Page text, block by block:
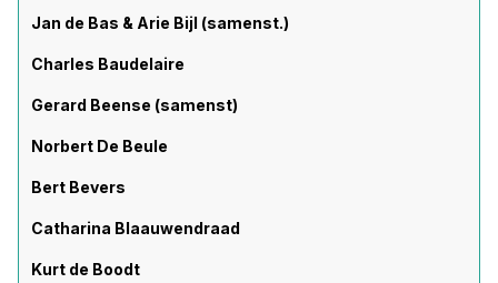
Jan de Bas & Arie Bijl (samenst.)
Charles Baudelaire
Gerard Beense (samenst)
Norbert De Beule
Bert Bevers
Catharina Blaauwendraad
Kurt de Boodt